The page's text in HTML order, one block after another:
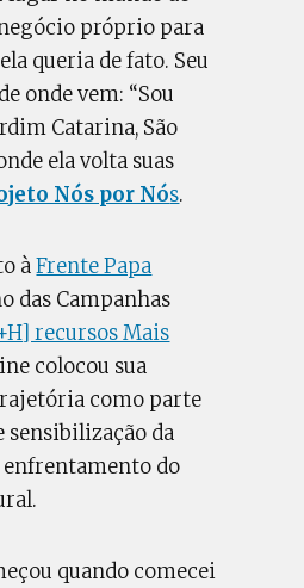
próprio para
queria de fato. Seu
onde vem: “Sou
Catarina, São
ela volta suas
Nós por Nós.
àFrente Papa
das Campanhas
recursos Mais
colocou sua
como parte
sensibilização da
enfrentamento do
quando comecei